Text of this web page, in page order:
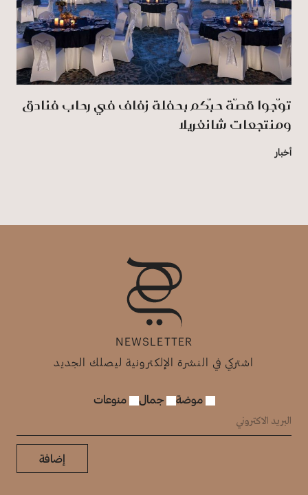
توّجوا قصّة حبّكم بحفلة زفاف في رِحاب فنادق
ومنتجعات شانغريلا
أخبار
NEWSLETTER
اشتركي في النشرة الإلكترونية ليصلك الجديد
موضة جمال منوعات
إضافة